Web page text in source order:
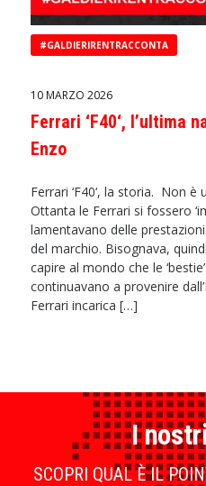
#GALDIERIRENTRACCONTA
10 MARZO 2026
Ferrari ‘F40‘, l’ultima
Enzo
Ferrari ‘F40‘, la storia. Non
Ottanta le Ferrari si fossero
lamentavano delle prestazioni
del marchio. Bisognava,
capire al mondo che le
continuavano a provenire
Ferrari incarica […]
I
SCOPRI QUAL È IL